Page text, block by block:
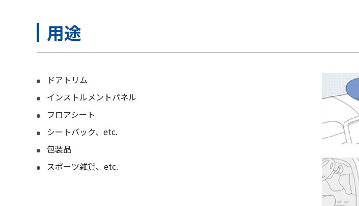
用途
ドアトリム
インストルメントパネル
フロアシート
シートバック、etc.
包装品
スポーツ雑貨、etc.